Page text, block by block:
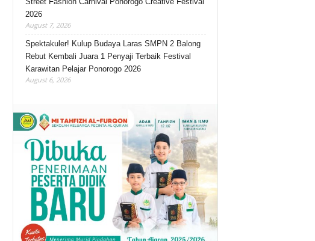
2026
August 7, 2026
Spektakuler! Kulup Budaya Laras SMPN 2 Balong
Rebut Kembali Juara 1 Penyaji Terbaik Festival
Karawitan Pelajar Ponorogo 2026
August 6, 2026